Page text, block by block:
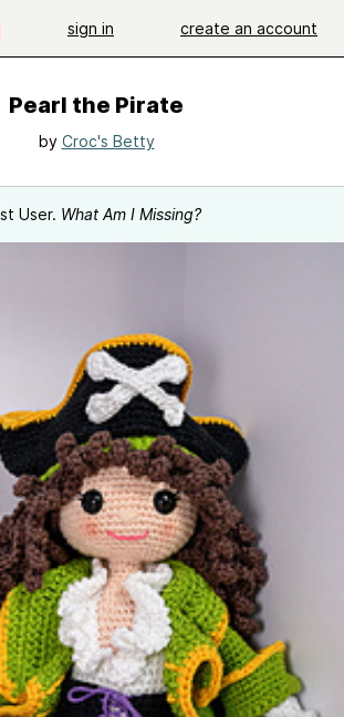
sign in create an account
Pearl the Pirate
by Croc's Betty
User. What Am I Missing?